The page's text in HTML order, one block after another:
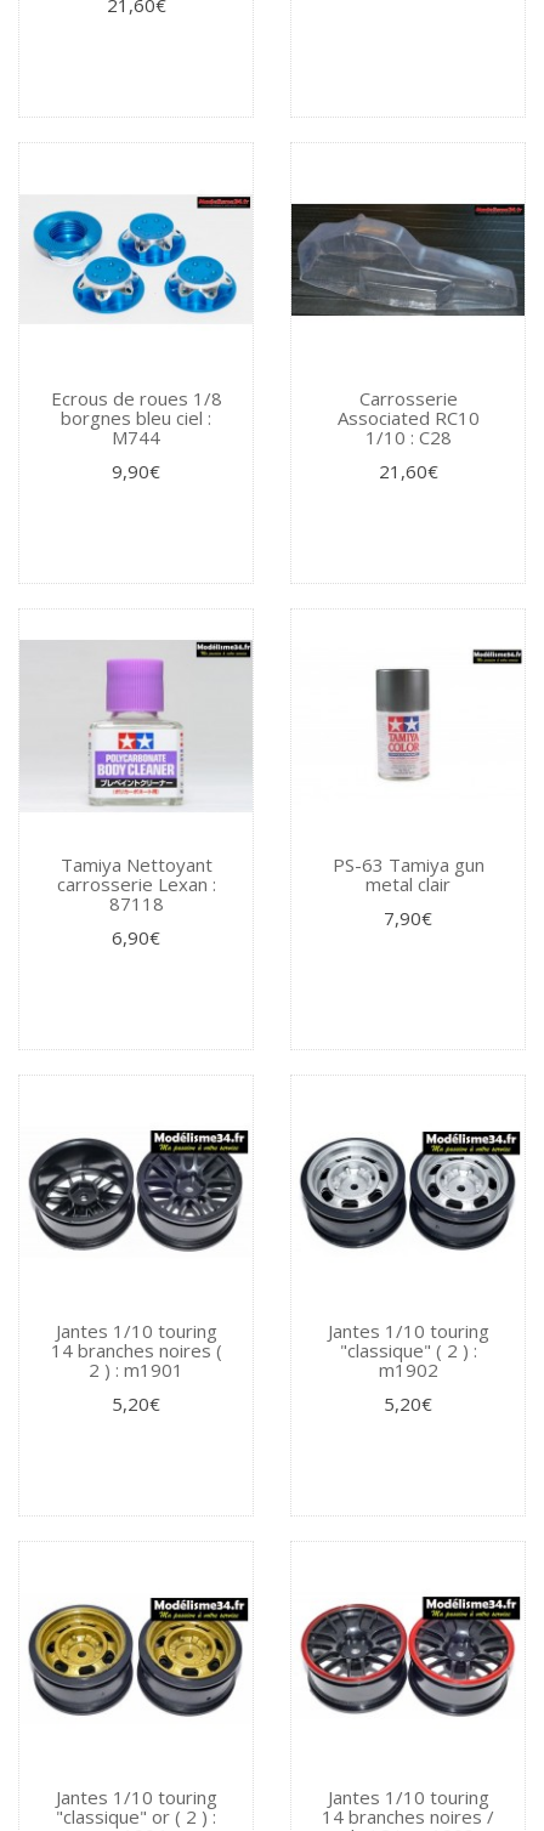
Ecrous de roues 1/8
borgnes bleu ciel :
M744
9,90€
Carrosserie
Associated RC10
1/10 : C28
21,60€
Tamiya Nettoyant
carrosserie Lexan :
87118
6,90€
PS-63 Tamiya gun
metal clair
7,90€
Jantes 1/10 touring
14 branches noires (
2 ) : m1901
5,20€
Jantes 1/10 touring
"classique" ( 2 ) :
m1902
5,20€
Jantes 1/10 touring
"classique" or ( 2 ) :
Jantes 1/10 touring
14 branches noires /